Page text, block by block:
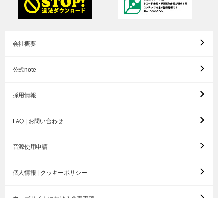
会社概要
公式note
採用情報
FAQ | お問い合わせ
音源使用申請
個人情報 | クッキーポリシー